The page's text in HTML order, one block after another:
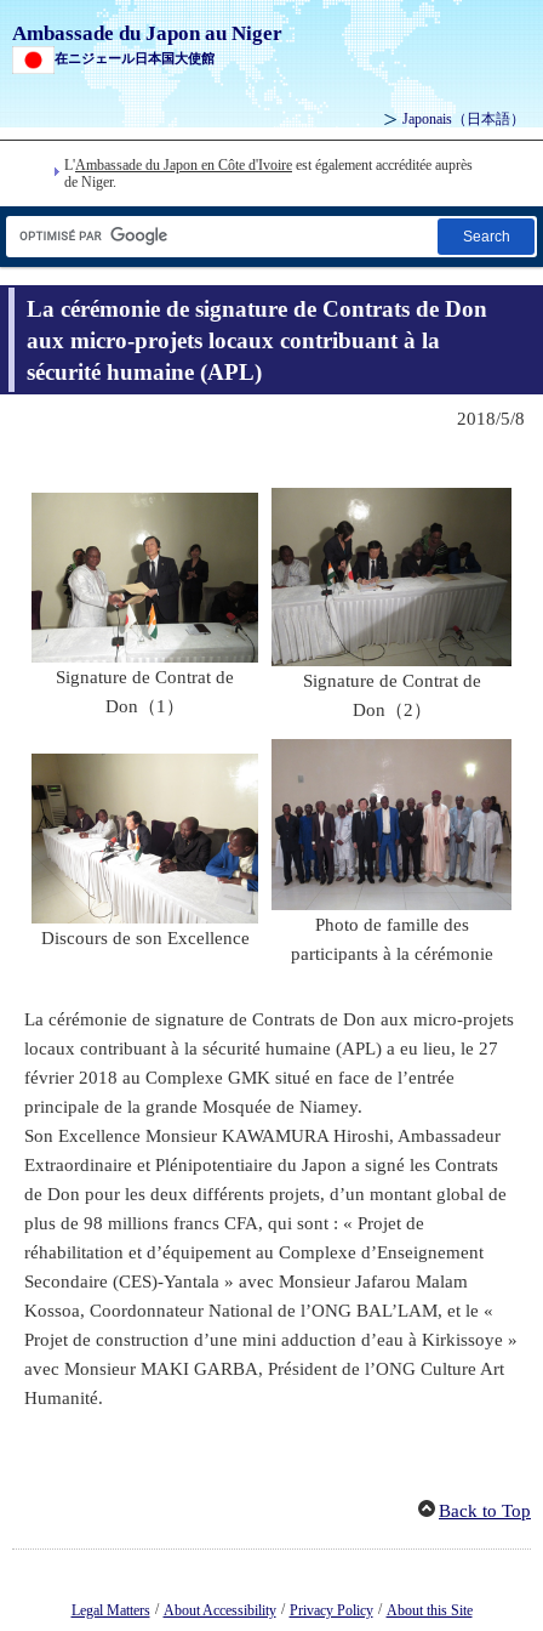
Ambassade du Japon au Niger
在ニジェール日本国大使館
Japonais （日本語）
L'Ambassade du Japon en Côte d'Ivoire est également accréditée auprès
de Niger.
Search
La cérémonie de signature de Contrats de Don
aux micro-projets locaux contribuant à la
sécurité humaine (APL)
2018/5/8
Signature de Contrat de
Don（1）
Signature de Contrat de
Don（2）
Discours de son Excellence
Photo de famille des
participants à la cérémonie
La cérémonie de signature de Contrats de Don aux micro-projets
locaux contribuant à la sécurité humaine (APL) a eu lieu, le 27
février 2018 au Complexe GMK situé en face de l’entrée
principale de la grande Mosquée de Niamey.
Son Excellence Monsieur KAWAMURA Hiroshi, Ambassadeur
Extraordinaire et Plénipotentiaire du Japon a signé les Contrats
de Don pour les deux différents projets, d’un montant global de
plus de 98 millions francs CFA, qui sont : « Projet de
réhabilitation et d’équipement au Complexe d’Enseignement
Secondaire (CES)-Yantala » avec Monsieur Jafarou Malam
Kossoa, Coordonnateur National de l’ONG BAL’LAM, et le «
Projet de construction d’une mini adduction d’eau à Kirkissoye »
avec Monsieur MAKI GARBA, Président de l’ONG Culture Art
Humanité.
Back to Top
Legal Matters / About Accessibility / Privacy Policy / About this Site